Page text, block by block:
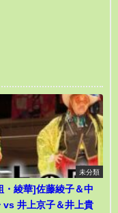
未分類
・綾華]佐藤綾子＆中
vs 井上京子＆井上貴